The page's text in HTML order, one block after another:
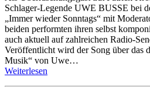
Schlager-Legende UWE BUSSE bei
„Immer wieder Sonntags“ mit
beiden performten ihren selbst
auch aktuell auf zahlreichen Radio-
Veröffentlicht wird der Song über das
Musik“ von Uwe…
Weiterlesen